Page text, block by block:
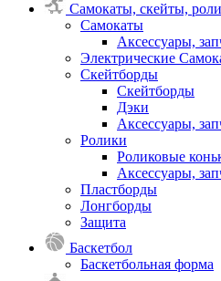
Самокаты, скейты,
Самокаты
Аксессуары,
Электрические
Скейтборды
Скейтборды
Дэки
Аксессуары,
Ролики
Роликовые
Аксессуары,
Пластборды
Лонгборды
Защита
Баскетбол
Баскетбольная форма